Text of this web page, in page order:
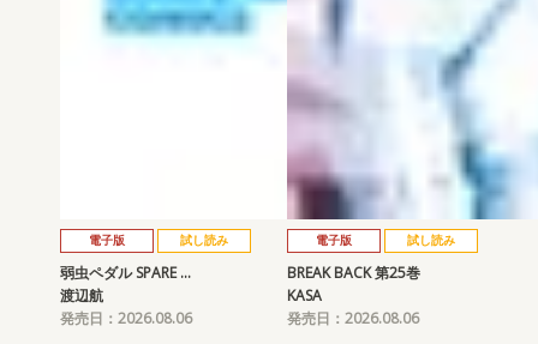
電子版 試し読み
弱虫ペダル SPARE …
渡辺航
発売日：2026.08.06
電子版 試し読み
BREAK BACK 第25巻
KASA
発売日：2026.08.06